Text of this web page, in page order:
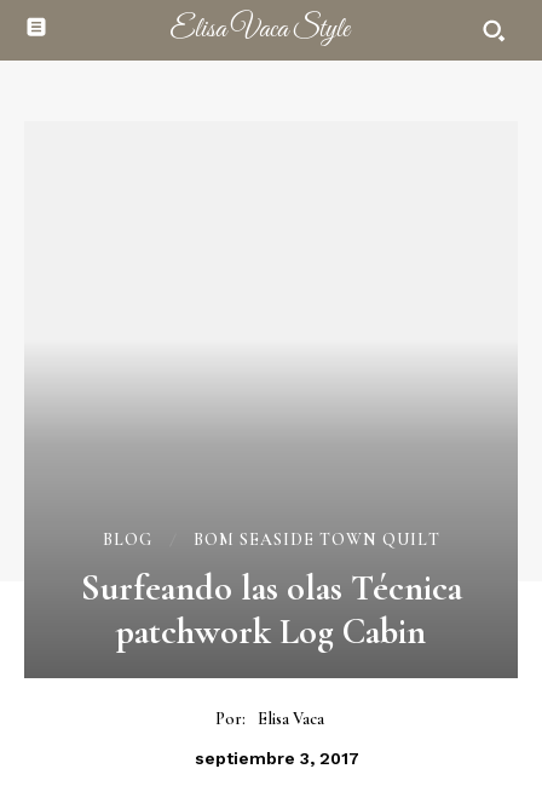
Elisa Vaca Style
BLOG BOM SEASIDE TOWN QUILT
Surfeando las olas Técnica
patchwork Log Cabin
Por: Elisa Vaca
septiembre 3, 2017